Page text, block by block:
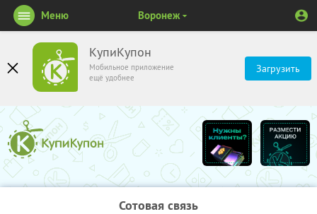
КупиКупон
Мобильное приложение
ещё удобнее
Загрузить
Меню Воронеж
Сотовая связь